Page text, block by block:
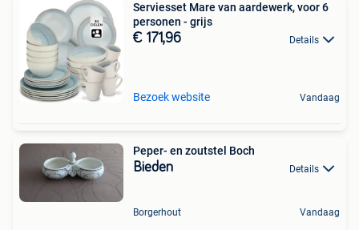
Serviesset Mare van aardewerk, voor 6
personen - grijs
€ 171,96 Details
Bezoek website Vandaag
Peper- en zoutstel Boch
Bieden Details
Borgerhout Vandaag